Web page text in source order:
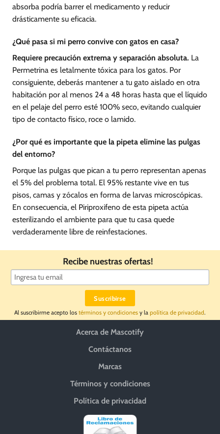
absorba podría barrer el medicamento y reducir
drásticamente su eficacia.
¿Qué pasa si mi perro convive con gatos en casa?
Requiere precaución extrema y separación absoluta. La
Permetrina es letalmente tóxica para los gatos. Por
consiguiente, deberás mantener a tu gato aislado en otra
habitación por al menos 24 a 48 horas hasta que el líquido
en el pelaje del perro esté 100% seco, evitando cualquier
tipo de contacto físico, roce o lamido.
¿Por qué es importante que la pipeta elimine las pulgas
del entorno?
Porque las pulgas que pican a tu perro representan apenas
el 5% del problema total. El 95% restante vive en tus
pisos, camas y zócalos en forma de larvas microscópicas.
En consecuencia, el Piriproxifeno de esta pipeta actúa
esterilizando el ambiente para que tu casa quede
verdaderamente libre de reinfestaciones.
Recibe nuestras ofertas!
Al suscribirme acepto los términos y condiciones y la política de privacidad.
Acerca de Mascotify
Contáctanos
Marcas
Términos y condiciones
Política de privacidad